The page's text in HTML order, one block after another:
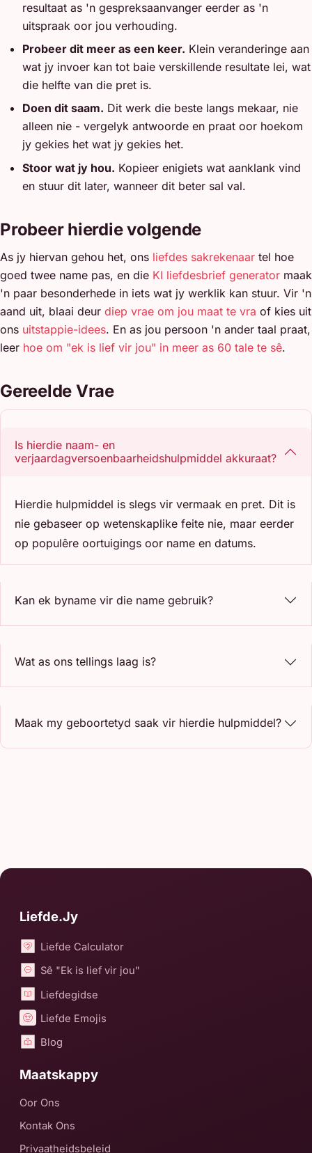
resultaat as 'n gespreksaanvanger eerder as 'n
uitspraak oor jou verhouding.
Probeer dit meer as een keer. Klein veranderinge aan
wat jy invoer kan tot baie verskillende resultate lei, wat
die helfte van die pret is.
Doen dit saam. Dit werk die beste langs mekaar, nie
alleen nie - vergelyk antwoorde en praat oor hoekom
jy gekies het wat jy gekies het.
Stoor wat jy hou. Kopieer enigiets wat aanklank vind
en stuur dit later, wanneer dit beter sal val.
Probeer hierdie volgende
As jy hiervan gehou het, ons liefdes sakrekenaar tel hoe
goed twee name pas, en die KI liefdesbrief generator maak
'n paar besonderhede in iets wat jy werklik kan stuur. Vir 'n
aand uit, blaai deur diep vrae om jou maat te vra of kies uit
ons uitstappie-idees. En as jou persoon 'n ander taal praat,
leer hoe om "ek is lief vir jou" in meer as 60 tale te sê.
Gereelde Vrae
Is hierdie naam- en
verjaardagversoenbaarheidshulpmiddel akkuraat?
Hierdie hulpmiddel is slegs vir vermaak en pret. Dit is
nie gebaseer op wetenskaplike feite nie, maar eerder
op populêre oortuigings oor name en datums.
Kan ek byname vir die name gebruik?
Wat as ons tellings laag is?
Maak my geboortetyd saak vir hierdie hulpmiddel?
Liefde.Jy
Liefde Calculator
Sê "Ek is lief vir jou"
Liefdegidse
Liefde Emojis
Blog
Maatskappy
Oor Ons
Kontak Ons
Privaatheidsbeleid